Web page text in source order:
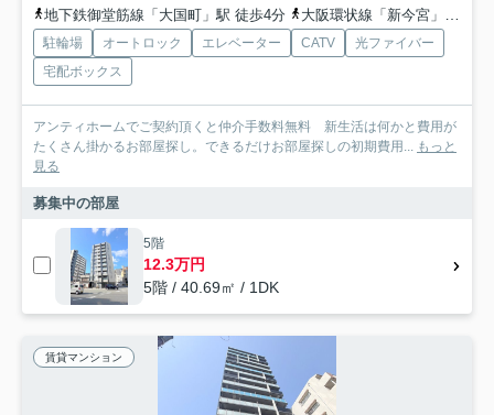
地下鉄御堂筋線「大国町」駅 徒歩4分
大阪環状線「新今宮」駅 徒歩14分
駐輪場 オートロック エレベーター CATV
光ファイバー
宅配ボックス
アンティホームでご契約頂くと仲介手数料無料 新生活は何かと費用が
たくさん掛かるお部屋探し。できるだけお部屋探しの初期費用...
もっと
見る
募集中の部屋
5階
12.3万円
5階 / 40.69㎡ / 1DK
賃貸マンション